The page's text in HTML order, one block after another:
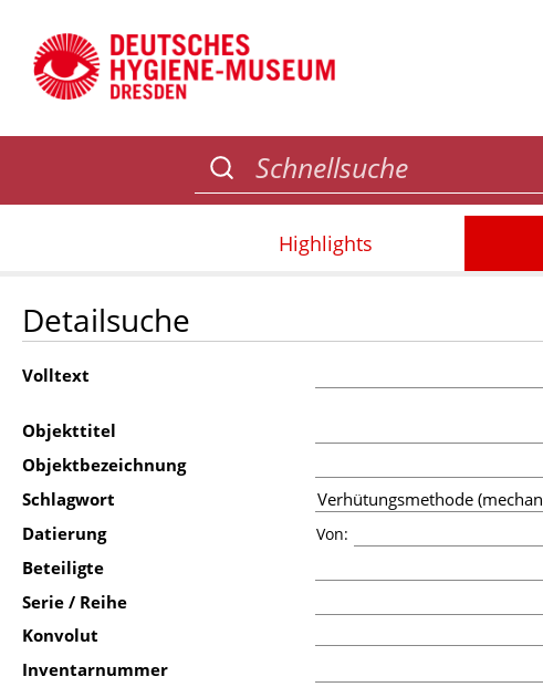
Highlights
Detailsuche
Volltext
Objekttitel
Objektbezeichnung
Schlagwort
Datierung
Von:
Beteiligte
Serie / Reihe
Konvolut
Inventarnummer